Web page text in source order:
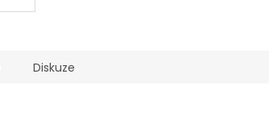
Diskuze